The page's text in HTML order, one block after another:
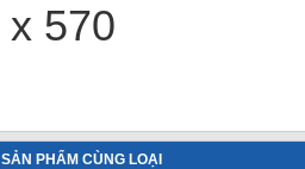
x 570
SẢN PHẨM CÙNG LOẠI